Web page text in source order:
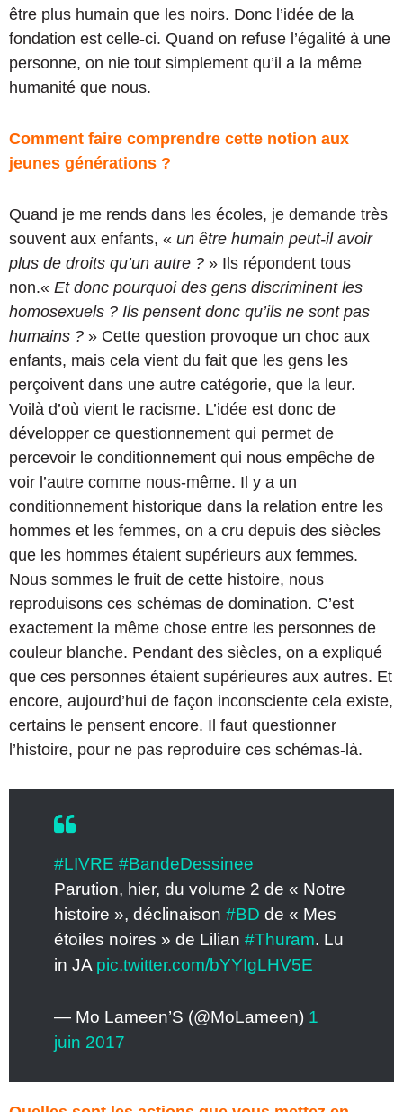
être plus humain que les noirs. Donc l’idée de la
fondation est celle-ci. Quand on refuse l’égalité à une
personne, on nie tout simplement qu’il a la même
humanité que nous.
Comment faire comprendre cette notion aux
jeunes générations ?
Quand je me rends dans les écoles, je demande très
souvent aux enfants, « un être humain peut-il avoir
plus de droits qu’un autre ? » Ils répondent tous
non.« Et donc pourquoi des gens discriminent les
homosexuels ? Ils pensent donc qu’ils ne sont pas
humains ? » Cette question provoque un choc aux
enfants, mais cela vient du fait que les gens les
perçoivent dans une autre catégorie, que la leur.
Voilà d’où vient le racisme. L’idée est donc de
développer ce questionnement qui permet de
percevoir le conditionnement qui nous empêche de
voir l’autre comme nous-même. Il y a un
conditionnement historique dans la relation entre les
hommes et les femmes, on a cru depuis des siècles
que les hommes étaient supérieurs aux femmes.
Nous sommes le fruit de cette histoire, nous
reproduisons ces schémas de domination. C’est
exactement la même chose entre les personnes de
couleur blanche. Pendant des siècles, on a expliqué
que ces personnes étaient supérieures aux autres. Et
encore, aujourd’hui de façon inconsciente cela existe,
certains le pensent encore. Il faut questionner
l’histoire, pour ne pas reproduire ces schémas-là.
#LIVRE #BandeDessinee
Parution, hier, du volume 2 de « Notre
histoire », déclinaison #BD de « Mes
étoiles noires » de Lilian #Thuram. Lu
in JA pic.twitter.com/bYYIgLHV5E
— Mo Lameen’S (@MoLameen) 1
juin 2017